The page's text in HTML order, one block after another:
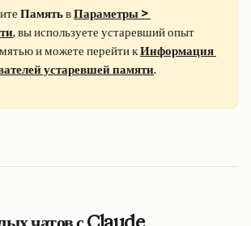
Память в Параметры >
, вы используете устаревший опыт
и можете перейти к Информация
устаревшей памяти.